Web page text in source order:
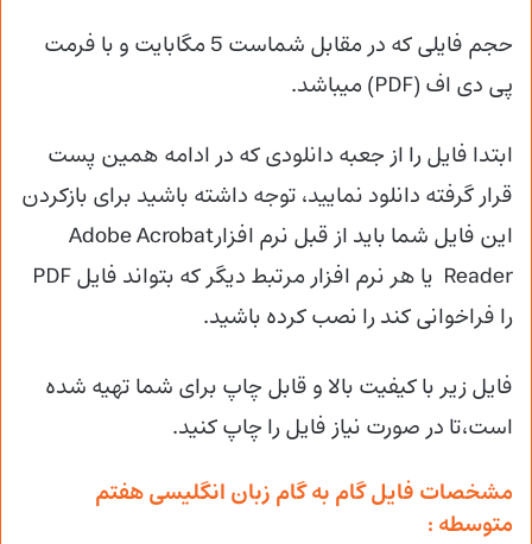
حجم فایلی که در مقابل شماست 5 مگابایت و با فرمت
پی دی اف (PDF) میباشد.
ابتدا فایل را از جعبه دانلودی که در ادامه همین پست
قرار گرفته دانلود نمایید، توجه داشته باشید برای بازکردن
این فایل شما باید از قبل نرم افزارAdobe Acrobat
را فراخوانی کند را نصب کرده باشید.
فایل زیر با کیفیت بالا و قابل چاپ برای شما تهیه شده
است،تا در صورت نیاز فایل را چاپ کنید.
مشخصات فایل گام به گام زبان انگلیسی هفتم
متوسطه :